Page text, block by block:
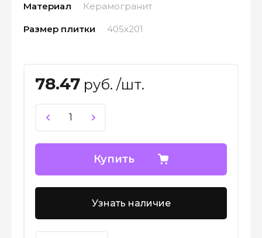
Материал Керамогранит
Размер плитки 405x201
78.47 руб. /шт.
Купить
Узнать наличие